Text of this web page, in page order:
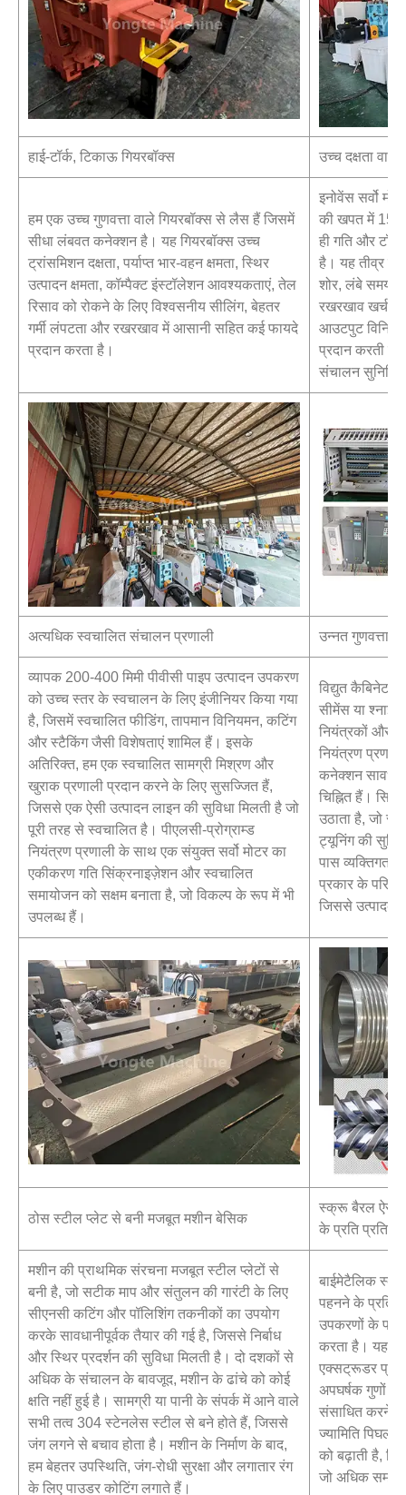
हाई-टॉर्क, टिकाऊ गियरबॉक्स उच्च दक्षता वाली
हम एक उच्च गुणवत्ता वाले गियरबॉक्स से लैस हैं जिसमें
सीधा लंबवत कनेक्शन है। यह गियरबॉक्स उच्च
ट्रांसमिशन दक्षता, पर्याप्त भार-वहन क्षमता, स्थिर
उत्पादन क्षमता, कॉम्पैक्ट इंस्टॉलेशन आवश्यकताएं, तेल
रिसाव को रोकने के लिए विश्वसनीय सीलिंग, बेहतर
गर्मी लंपटता और रखरखाव में आसानी सहित कई फायदे
प्रदान करता है।
इनोवेंस सर्वो
की खपत में
ही गति और
है। यह तीव्र
शोर, लंबे समय
रखरखाव खर्च
आउटपुट
प्रदान करती हैं,
संचालन
अत्यधिक स्वचालित संचालन प्रणाली उन्नत गुणवत्ता
व्यापक 200-400 मिमी पीवीसी पाइप उत्पादन उपकरण
को उच्च स्तर के स्वचालन के लिए इंजीनियर किया गया
है, जिसमें स्वचालित फीडिंग, तापमान विनियमन, कटिंग
और स्टैकिंग जैसी विशेषताएं शामिल हैं। इसके
अतिरिक्त, हम एक स्वचालित सामग्री मिश्रण और
खुराक प्रणाली प्रदान करने के लिए सुसज्जित हैं,
जिससे एक ऐसी उत्पादन लाइन की सुविधा मिलती है जो
पूरी तरह से स्वचालित है। पीएलसी-प्रोग्राम्ड
नियंत्रण प्रणाली के साथ एक संयुक्त सर्वो मोटर का
एकीकरण गति सिंक्रनाइज़ेशन और स्वचालित
समायोजन को सक्षम बनाता है, जो विकल्प के रूप में भी
उपलब्ध हैं।
विद्युत कैबिनेट
सीमेंस या
नियंत्रकों और
नियंत्रण
कनेक्शन
चिह्नित हैं।
उठाता है, जो
ट्यूनिंग की
पास व्यक्तिगत
प्रकार के
जिससे
ठोस स्टील प्लेट से बनी मजबूत मशीन बेसिक
स्क्रू बैरल ऐसी
के प्रति
मशीन की प्राथमिक संरचना मजबूत स्टील प्लेटों से
बनी है, जो सटीक माप और संतुलन की गारंटी के लिए
सीएनसी कटिंग और पॉलिशिंग तकनीकों का उपयोग
करके सावधानीपूर्वक तैयार की गई है, जिससे निर्बाध
और स्थिर प्रदर्शन की सुविधा मिलती है। दो दशकों से
अधिक के संचालन के बावजूद, मशीन के ढांचे को कोई
क्षति नहीं हुई है। सामग्री या पानी के संपर्क में आने वाले
सभी तत्व 304 स्टेनलेस स्टील से बने होते हैं, जिससे
जंग लगने से बचाव होता है। मशीन के निर्माण के बाद,
हम बेहतर उपस्थिति, जंग-रोधी सुरक्षा और लगातार रंग
के लिए पाउडर कोटिंग लगाते हैं।
बाईमेटैलिक
पहनने के
उपकरणों के
करता है। यह
एक्सट्रूडर
अपघर्षक गुणों
संसाधित करने में
ज्यामिति
को बढ़ाती है,
जो अधिक समरूप